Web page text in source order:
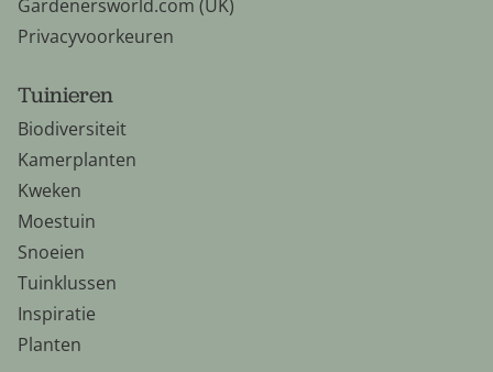
Gardenersworld.com (UK)
Privacyvoorkeuren
Tuinieren
Biodiversiteit
Kamerplanten
Kweken
Moestuin
Snoeien
Tuinklussen
Inspiratie
Planten